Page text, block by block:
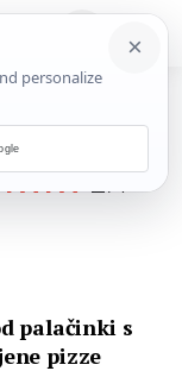
ZA
palačinki s
pizze